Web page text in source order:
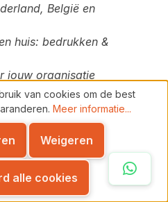
België en
huis: bedrukken &
jouw organisatie
poloshirts online
poloshirts voor
dat past bij jouw
Combineer ze
van cookies om de best
Meer informatie...
Weigeren
alle cookies